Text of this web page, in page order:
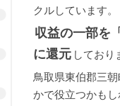
クルしています。
収益の一部を
に還元 しており
鳥取県東伯郡三
かで役立つかもし